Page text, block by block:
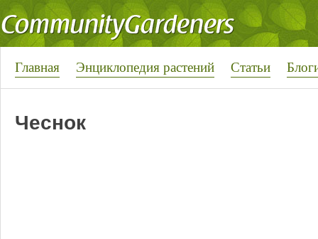
Главная Энциклопедия растений Статьи
Чеснок